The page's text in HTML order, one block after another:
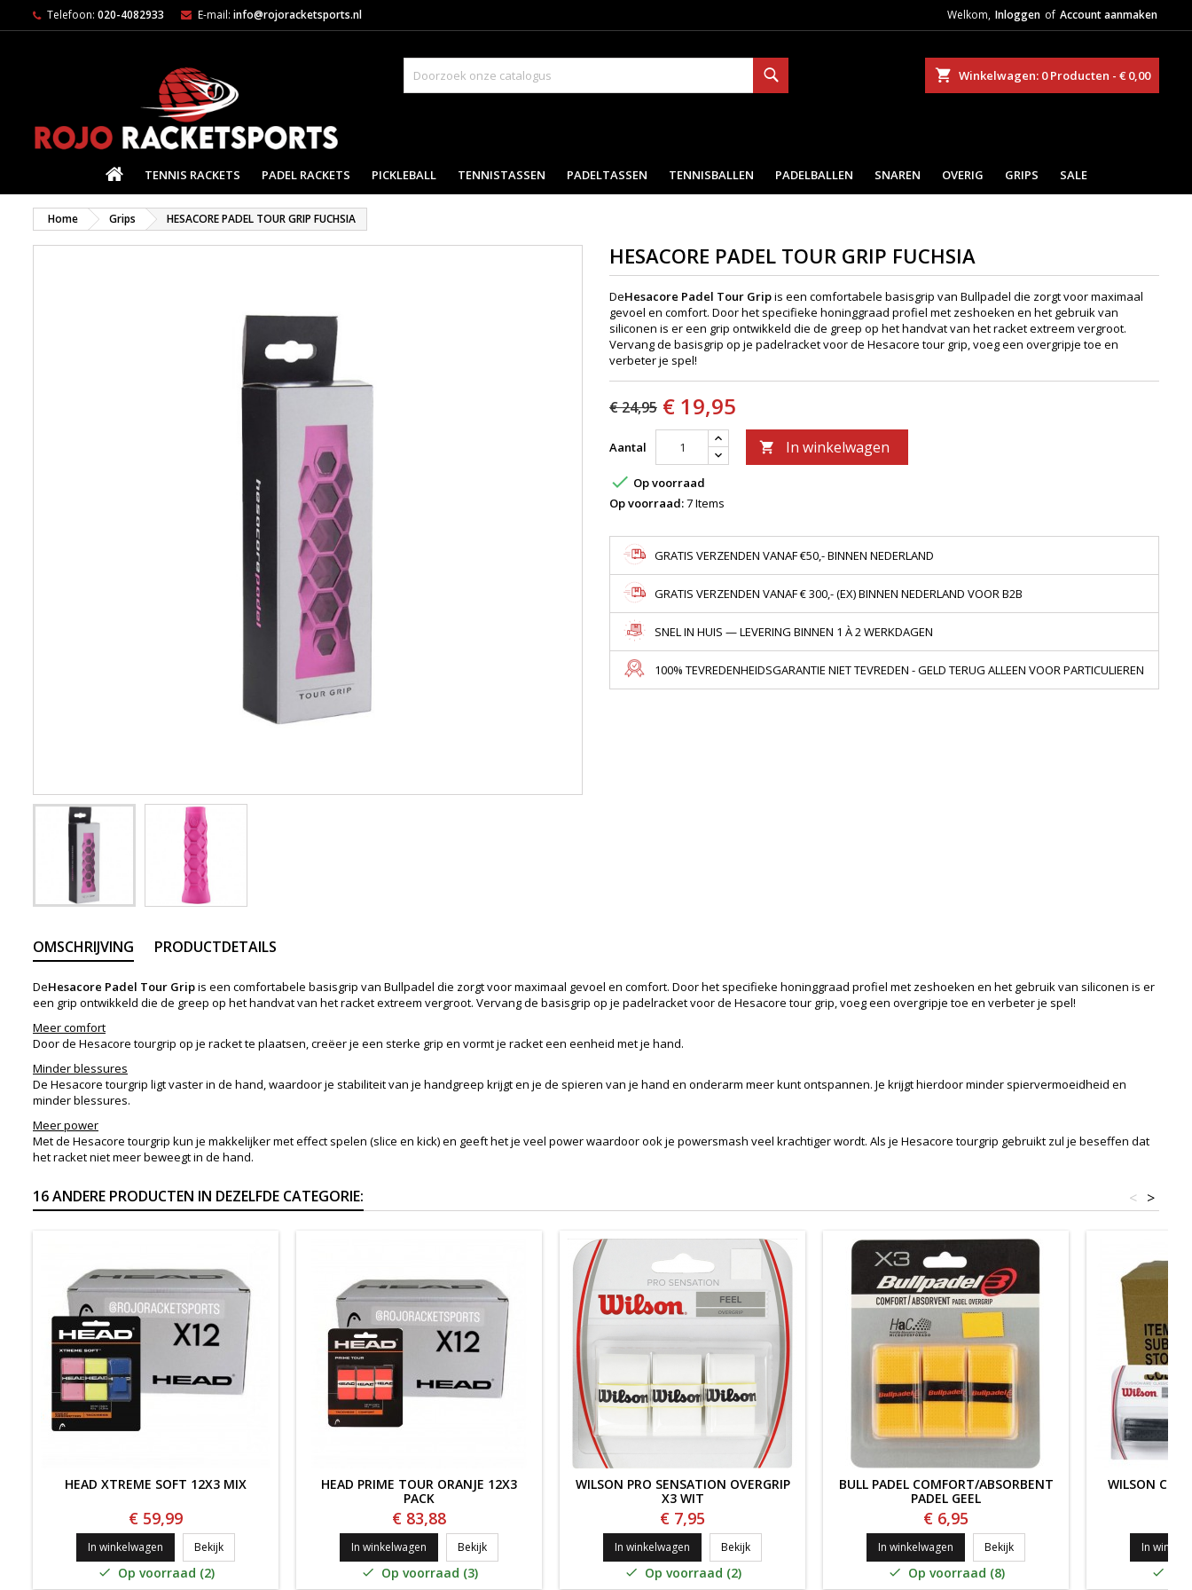
Telefoon: 020-4082933 E-mail: info@rojoracketsports.nl Welkom, Inloggen of Account aanmaken
Winkelwagen 0 Producten - € 0,00
HOMETENNIS RACKETS PADEL RACKETS PICKLEBALL TENNISTASSEN PADELTASSEN TENNISBALLEN PADELBALLEN SNAREN OVERIG GRIPS SALE
Home Grips HESACORE PADEL TOUR GRIP FUCHSIA
HESACORE PADEL TOUR GRIP FUCHSIA
DeHesacore Padel Tour Gripis een comfortabele basisgrip van Bullpadel die zorgt voor maximaal
gevoel en comfort. Door het specifieke honinggraad profiel met zeshoeken en het gebruik van
siliconen is er een grip ontwikkeld die de greep op het handvat van het racket extreem vergroot.
Vervang de basisgrip op je padelracket voor de Hesacore tour grip, voeg een overgripje toe en
verbeter je spel!
€ 24,95 € 19,95
Aantal  In winkelwagen
 Op voorraad
Op voorraad:7 Items
GRATIS VERZENDEN VANAF €50,- BINNEN NEDERLAND
GRATIS VERZENDEN VANAF € 300,- (EX) BINNEN NEDERLAND VOOR B2B
SNEL IN HUIS — LEVERING BINNEN 1 À 2 WERKDAGEN
100% TEVREDENHEIDSGARANTIE NIET TEVREDEN - GELD TERUG ALLEEN VOOR PARTICULIEREN
OMSCHRIJVING PRODUCTDETAILS
DeHesacore Padel Tour Gripis een comfortabele basisgrip van Bullpadel die zorgt voor maximaal gevoel en comfort. Door het specifieke honinggraad profiel met zeshoeken en het gebruik van siliconen is er
een grip ontwikkeld die de greep op het handvat van het racket extreem vergroot. Vervang de basisgrip op je padelracket voor de Hesacore tour grip, voeg een overgripje toe en verbeter je spel!
Meer comfort
Door de Hesacore tourgrip op je racket te plaatsen, creëer je een sterke grip en vormt je racket een eenheid met je hand.
Minder blessures
De Hesacore tourgrip ligt vaster in de hand, waardoor je stabiliteit van je handgreep krijgt en je de spieren van je hand en onderarm meer kunt ontspannen. Je krijgt hierdoor minder spiervermoeidheid en
minder blessures.
Meer power
Met de Hesacore tourgrip kun je makkelijker met effect spelen (slice en kick) en geeft het je veel power waardoor ook je powersmash veel krachtiger wordt. Als je Hesacore tourgrip gebruikt zul je beseffen dat
het racket niet meer beweegt in de hand.
16 ANDERE PRODUCTEN IN DEZELFDE CATEGORIE: >
<
HEAD XTREME SOFT 12X3 MIX
€ 59,99
In winkelwagen BekijkHead Xtreme Soft 12x3 MIX
 Op voorraad (2)
HEAD PRIME TOUR ORANJE 12X3
PACK
€ 83,88
In winkelwagen BekijkHEAD PRIME TOUR ORANJE 12x3 PACK
 Op voorraad (3)
WILSON PRO SENSATION OVERGRIP
X3 WIT
€ 7,95
In winkelwagen BekijkWilson Pro SENSATION Overgrip x3 Wit
 Op voorraad (2)
BULL PADEL COMFORT/ABSORBENT
PADEL GEEL
€ 6,95
In winkelwagen BekijkBULL PADEL COMFORT/
 Op voorraad (8)
WILSON
In
